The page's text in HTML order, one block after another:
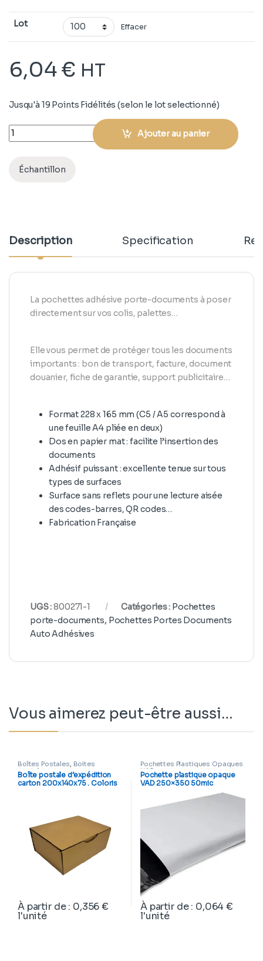
Lot Effacer
6,04€ HT
Jusqu'à 19 Points Fidélités (selon le lot selectionné)
Quantity Ajouter au panier
Échantillon
Description Specification
La pochettes adhésive porte-documents à poser
directement sur vos colis, palettes…
Elle vous permet de protéger tous les documents
importants : bon de transport, facture, document
douanier, fiche de garantie, support publicitaire…
Format 228 x 165 mm (C5 / A5 correspond à
une feuille A4 pliée en deux)
Dos en papier mat : facilite l’insertion des
documents
Adhésif puissant : excellente tenue sur tous
types de surfaces
Surface sans reflets pour une lecture aisée
des codes-barres, QR codes…
Fabrication Française
UGS :800271-1 Catégories : Pochettes
porte-documents, Pochettes Portes Documents
Auto Adhésives
Vous aimerez peut-être aussi…
Boîtes Postales, Boites
postales
Boîte postale d’expédition
carton 200x140x75 . Coloris
À partir de: 0,356€
l'unité
Pochettes Plastiques Opaques
VAD
Pochette plastique opaque
VAD 250×350 50mic
À partir de: 0,064€
l'unité